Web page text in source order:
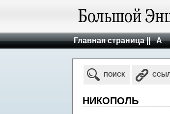
Главная страница || А
ПОИСК
НИКОПОЛЬ